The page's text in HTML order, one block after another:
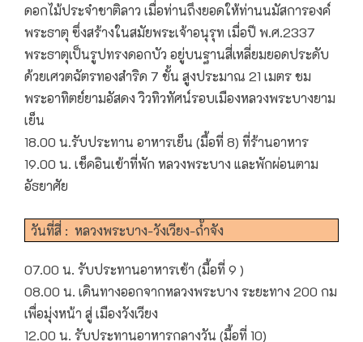
ดอกไม้ประจำชาติลาว เมื่อท่านถึงยอดให้ท่านนมัสการองค์
พระธาตุ ซึ่งสร้างในสมัยพระเจ้าอนุรุท เมื่อปี พ.ศ.2337
พระธาตุเป็นรูปทรงดอกบัว อยู่บนฐานสี่เหลี่ยมยอดประดับ
ด้วยเศวตฉัตรทองสำริด 7 ชั้น สูงประมาณ 21 เมตร ชม
พระอาทิตย์ยามอัสดง วิวทิวทัศน์รอบเมืองหลวงพระบางยาม
เย็น
18.00 น.รับประทาน อาหารเย็น (มื้อที่ 8) ที่ร้านอาหาร
19.00 น. เช็คอินเข้าที่พัก หลวงพระบาง และพักผ่อนตาม
อัธยาศัย
วันที่สี่ : หลวงพระบาง-วังเวียง-ถ้ำจัง
07.00 น. รับประทานอาหารเช้า (มื้อที่ 9 )
08.00 น. เดินทางออกจากหลวงพระบาง ระยะทาง 200 กม
เพื่อมุ่งหน้า สู่ เมืองวังเวียง
12.00 น. รับประทานอาหารกลางวัน (มื้อที่ 10)